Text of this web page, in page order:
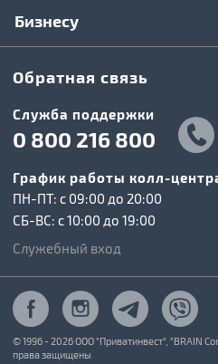
Бизнесу
Обратная связь
Служба поддержки
0 800 216 800
График работы колл-
ПН-ПТ: c 09:00 до 20:00
СБ-ВС: c 10:00 до 19:00
Служебный вход
© 1996 - 2026 ООО "Приватинвест", "BRAIN
права защищены